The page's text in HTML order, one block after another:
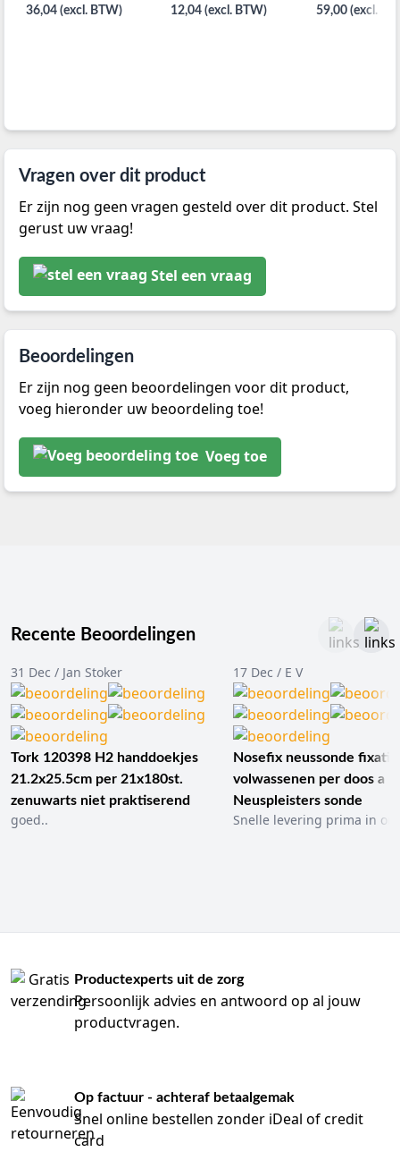
36,04 (excl. BTW) 12,04 (excl. BTW) 59,00 (excl.
Vragen over dit product
Er zijn nog geen vragen gesteld over dit product. Stel
gerust uw vraag!
Stel een vraag
Beoordelingen
Er zijn nog geen beoordelingen voor dit product,
voeg hieronder uw beoordeling toe!
Voeg toe
Recente Beoordelingen
31 Dec / Jan Stoker
Tork 120398 H2 handdoekjes
21.2x25.5cm per 21x180st.
zenuwarts niet praktiserend
goed..
17 Dec / E V
Nosefix neussonde
volwassenen per doos a
Neuspleisters sonde
Snelle levering prima in
Productexperts uit de zorg
Persoonlijk advies en antwoord op al jouw
productvragen.
Op factuur - achteraf betaalgemak
Snel online bestellen zonder iDeal of credit
card